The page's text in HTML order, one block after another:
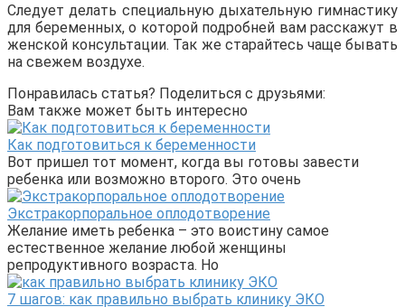
Следует делать специальную дыхательную гимнастику
для беременных, о которой подробней вам расскажут в
женской консультации. Так же старайтесь чаще бывать
на свежем воздухе.
Понравилась статья? Поделиться с друзьями:
Вам также может быть интересно
Как подготовиться к беременности
Вот пришел тот момент, когда вы готовы завести
ребенка или возможно второго. Это очень
Экстракорпоральное оплодотворение
Желание иметь ребенка – это воистину самое
естественное желание любой женщины
репродуктивного возраста. Но
7 шагов: как правильно выбрать клинику ЭКО